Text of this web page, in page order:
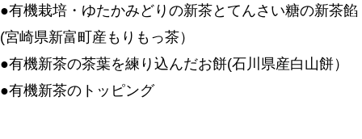
●有機栽培・ゆたかみどりの新茶とてんさい糖の新茶餡
(宮崎県新富町産もりもっ茶）
●有機新茶の茶葉を練り込んだお餅(石川県産白山餅）
●有機新茶のトッピング